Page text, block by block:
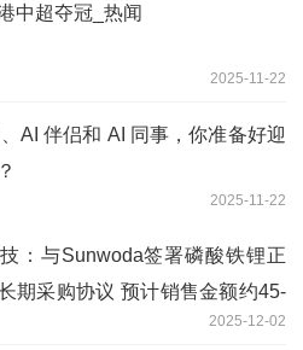
中超夺冠_热闻
2025-11-22
AI 伴侣和 AI 同事，你准备好迎
2025-11-22
：与Sunwoda签署磷酸铁锂正
期采购协议 预计销售金额约45-
2025-12-02